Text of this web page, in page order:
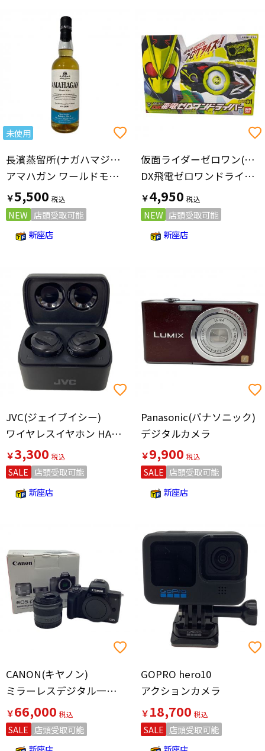
未使用
長濱蒸留所(ナガハマジョウリュウジョ)
アマハガン ワールドモルト ミズナラウッドフィニッシュ ウィスキー 700ml
￥5,500
NEW 店頭受取可能
新座店
仮面ライダーゼロワン(カメンライダーゼロワン)
DX飛電ゼロワンドライバー 仮面ライダー
￥4,950
NEW 店頭受取可能
新座店
JVC(ジェイブイシー)
ワイヤレスイヤホン HA-XC72T
￥3,300
SALE 店頭受取可能
新座店
Panasonic(パナソニック)
デジタルカメラ
￥9,900
SALE 店頭受取可能
新座店
CANON(キヤノン)
ミラーレスデジタル一眼レフカメラ
￥66,000
SALE 店頭受取可能
GOPRO hero10
アクションカメラ
￥18,700
SALE 店頭受取可能